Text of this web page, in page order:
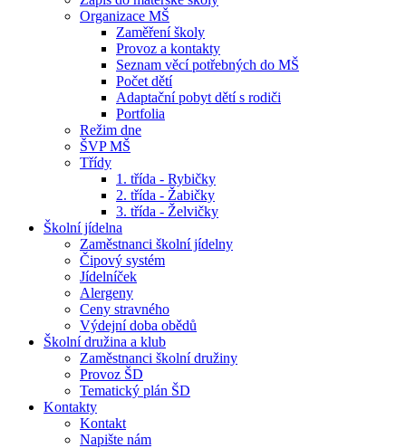
Organizace MŠ
Zaměření školy
Provoz a kontakty
Seznam věcí potřebných do MŠ
Počet dětí
Adaptační pobyt dětí s rodiči
Portfolia
Režim dne
ŠVP MŠ
Třídy
1. třída - Rybičky
2. třída - Žabičky
3. třída - Želvičky
Školní jídelna
Zaměstnanci školní jídelny
Čipový systém
Jídelníček
Alergeny
Ceny stravného
Výdejní doba obědů
Školní družina a klub
Zaměstnanci školní družiny
Provoz ŠD
Tematický plán ŠD
Kontakty
Kontakt
Napište nám